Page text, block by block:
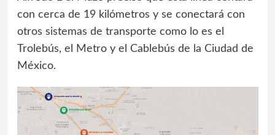
con cerca de 19 kilómetros y se conectará con
otros sistemas de transporte como lo es el
Trolebús, el Metro y el Cablebús de la Ciudad de
México.